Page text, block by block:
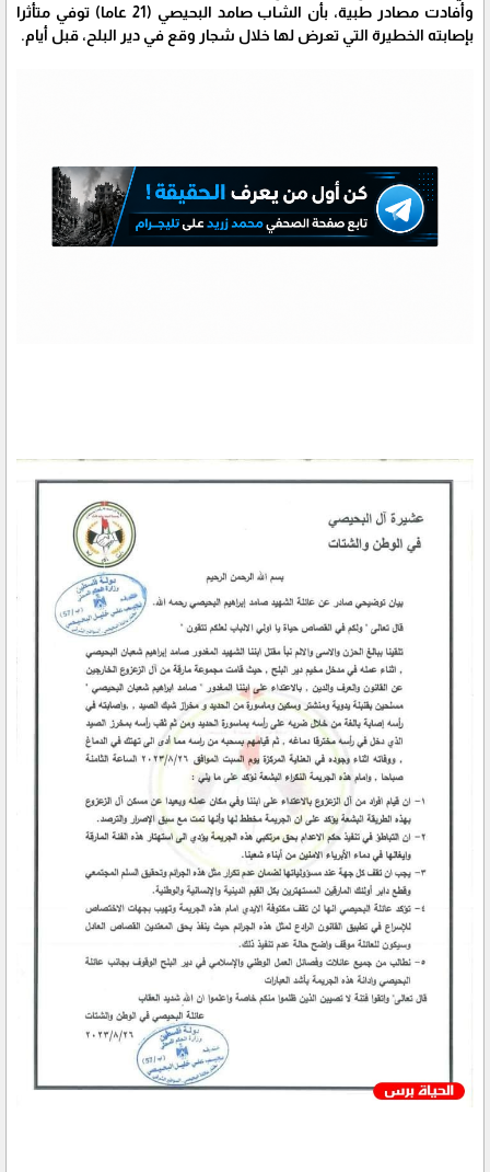
وأفادت مصادر طبية، بأن الشاب صامد البحيصي (21 عاما) توفي متأثرا
بإصابته الخطيرة التي تعرض لها خلال شجار وقع في دير البلح، قبل أيام.